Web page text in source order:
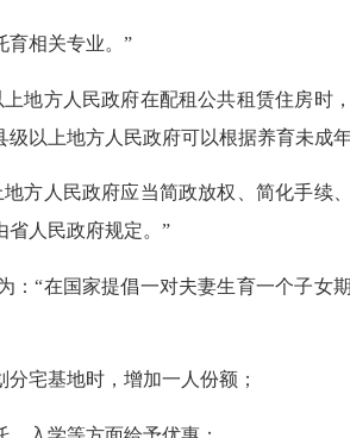
相关专业。”
方人民政府在配租公共租赁住房时
以上地方人民政府可以根据养育未成
人民政府应当简政放权、简化手续
省人民政府规定。”
“在国家提倡一对夫妻生育一个子女
宅基地时，增加一人份额；